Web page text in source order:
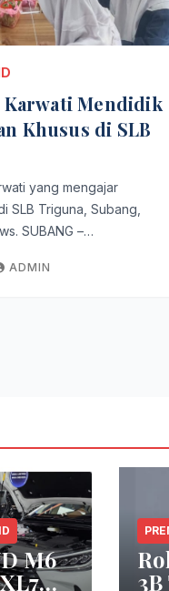
Mendidik
Khusus di SLB
yang mengajar
SLB Triguna, Subang,
SUBANG –…
ADMIN
M6